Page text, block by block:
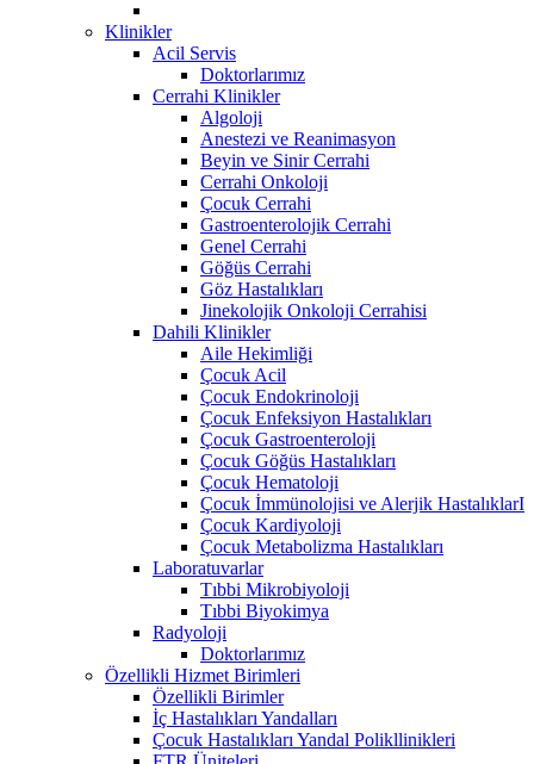
Klinikler
Acil Servis
Doktorlarımız
Cerrahi Klinikler
Algoloji
Anestezi ve Reanimasyon
Beyin ve Sinir Cerrahi
Cerrahi Onkoloji
Çocuk Cerrahi
Gastroenterolojik Cerrahi
Genel Cerrahi
Göğüs Cerrahi
Göz Hastalıkları
Jinekolojik Onkoloji Cerrahisi
Dahili Klinikler
Aile Hekimliği
Çocuk Acil
Çocuk Endokrinoloji
Çocuk Enfeksiyon Hastalıkları
Çocuk Gastroenteroloji
Çocuk Göğüs Hastalıkları
Çocuk Hematoloji
Çocuk İmmünolojisi ve Alerjik HastalıklarI
Çocuk Kardiyoloji
Çocuk Metabolizma Hastalıkları
Laboratuvarlar
Tıbbi Mikrobiyoloji
Tıbbi Biyokimya
Radyoloji
Doktorlarımız
Özellikli Hizmet Birimleri
Özellikli Birimler
İç Hastalıkları Yandalları
Çocuk Hastalıkları Yandal Polikllinikleri